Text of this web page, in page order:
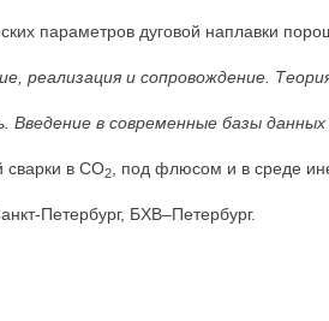
параметров дуговой наплавки
реализация и сопровождение.
Введение в современные базы данных
сварки в СО2 , под флюсом и в среде
Петербург, БХВ–Петербург.